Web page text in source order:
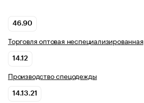
46.90
Торговля оптовая неспециализированная
14.12
Производство спецодежды
14.13.21